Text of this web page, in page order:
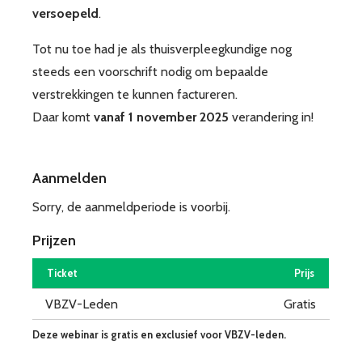
versoepeld.
Tot nu toe had je als thuisverpleegkundige nog
steeds een voorschrift nodig om bepaalde
verstrekkingen te kunnen factureren.
Daar komtvanaf 1 november 2025 verandering in!
Aanmelden
Sorry, de aanmeldperiode is voorbij.
Prijzen
Ticket Prijs
VBZV-Leden Gratis
Deze webinar is gratis en exclusief voor VBZV-leden.